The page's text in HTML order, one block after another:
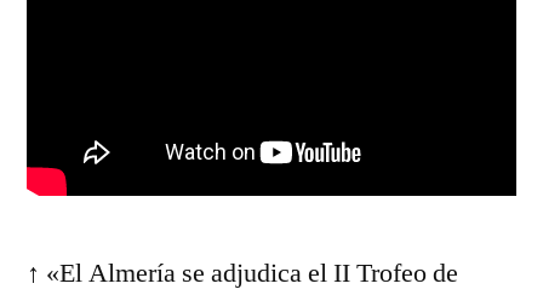
↑ «El Almería se adjudica el II Trofeo de